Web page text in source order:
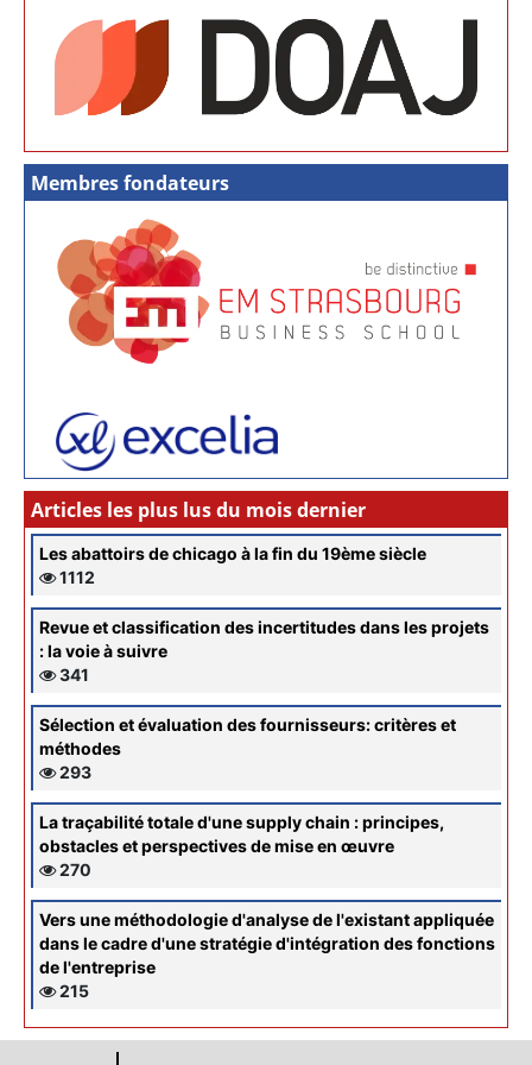
Membres fondateurs
Articles les plus lus du mois dernier
Les abattoirs de chicago à la fin du 19ème siècle
1112
Revue et classification des incertitudes dans les projets
: la voie à suivre
341
Sélection et évaluation des fournisseurs: critères et
méthodes
293
La traçabilité totale d'une supply chain : principes,
obstacles et perspectives de mise en œuvre
270
Vers une méthodologie d'analyse de l'existant appliquée
dans le cadre d'une stratégie d'intégration des fonctions
de l'entreprise
215